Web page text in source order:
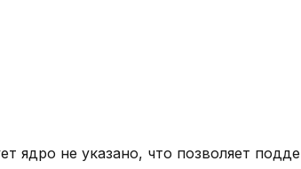
ядро не указано, что позволяет